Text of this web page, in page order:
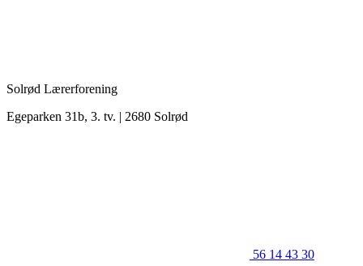
Solrød Lærerforening
Egeparken 31b, 3. tv. | 2680 Solrød
56 14 43 30